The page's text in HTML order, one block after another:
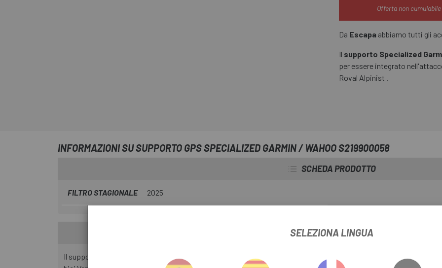
Offerta non
Da Escapa abbiamo tutti gli
Il supporto Specialized
per essere integrato
Roval Alpinist .
INFORMAZIONI SU SUPPORTO GPS SPECIALIZED GARMIN / WAHOO S219900058
SCHEDA PRODOTTO
FILTRO STAGIONALE 2025
INFORMAZIONI SUL PRODOTTO
Il supporto è compatibile con i dispositivi Garmin , Bryton , Cat Eye, Wahoo , Go pro , Joule, Mio e Polar .
SELEZIONA LINGUA